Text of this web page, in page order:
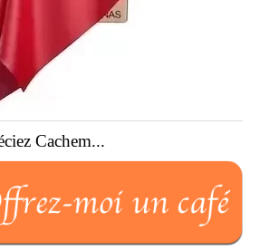
Cachem...